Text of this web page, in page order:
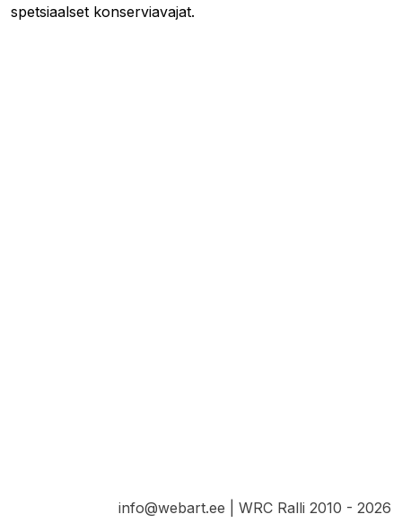
spetsiaalset konserviavajat.
info@webart.ee | WRC Ralli 2010 - 2026